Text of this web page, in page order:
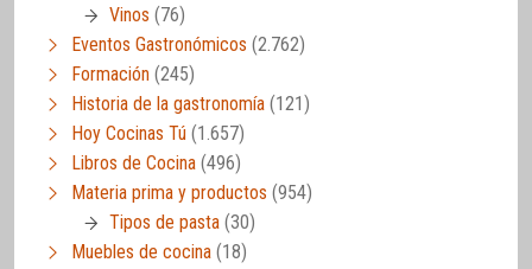
Vinos (76)
Eventos Gastronómicos (2.762)
Formación (245)
Historia de la gastronomía (121)
Hoy Cocinas Tú (1.657)
Libros de Cocina (496)
Materia prima y productos (954)
Tipos de pasta (30)
Muebles de cocina (18)